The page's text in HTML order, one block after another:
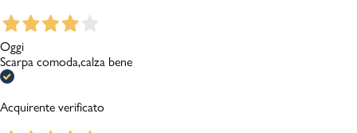
Oggi
Scarpa comoda,calza bene
Acquirente verificato